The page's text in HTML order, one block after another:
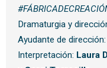
Dramaturgia y
Ayudante de dirección:
Interpretación: Laura